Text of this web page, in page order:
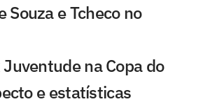
Souza e Tcheco no
na Copa do
e estatísticas